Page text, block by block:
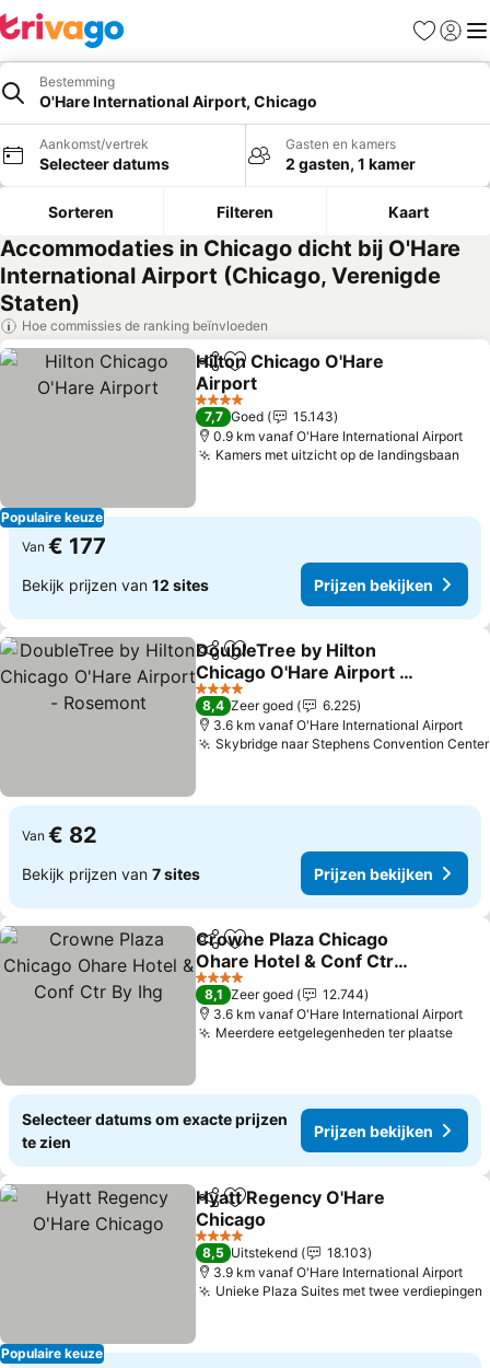
Favorieten
Bestemming
O'Hare International Airport, Chicago
Aankomst/vertrek
Selecteer datums
Gasten en kamers
2 gasten, 1 kamer
Sorteren Filteren Kaart
Accommodaties in Chicago dicht bij O'Hare
International Airport (Chicago, Verenigde
Staten)
Hoe commissies de ranking beïnvloeden
Populaire keuze
DelenToevoegen aan favorieten
Hilton Chicago O'Hare
Airport
Prijzen bekijken
4 Sterren
7,7 Goed
15.143
0.9 km vanaf O'Hare International Airport
Kamers met uitzicht op de landingsbaan
Van € 177
Bekijk prijzen van 12 sites Prijzen bekijken
DelenToevoegen aan favorieten
DoubleTree by Hilton
Chicago O'Hare Airport -
Rosemont
Prijzen bekijken
4 Sterren
8,4 Zeer goed
6.225
3.6 km vanaf O'Hare International Airport
Skybridge naar Stephens Convention Center
Van € 82
Bekijk prijzen van 7 sites Prijzen bekijken
DelenToevoegen aan favorieten
Crowne Plaza Chicago
Ohare Hotel & Conf Ctr
By Ihg
Prijzen bekijken
4 Sterren
8,1 Zeer goed
12.744
3.6 km vanaf O'Hare International Airport
Meerdere eetgelegenheden ter plaatse
Selecteer datums om exacte prijzen
te zien
Prijzen bekijken
Populaire keuze
DelenToevoegen aan favorieten
Hyatt Regency O'Hare
Chicago
Prijzen bekijken
4 Sterren
8,5 Uitstekend
18.103
3.9 km vanaf O'Hare International Airport
Unieke Plaza Suites met twee verdiepingen